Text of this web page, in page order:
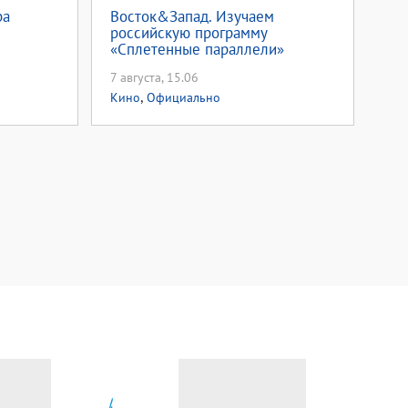
Восток&Запад. Изучаем
российскую программу
«Сплетенные параллели»
7 августа, 15.06
Кино, Официально